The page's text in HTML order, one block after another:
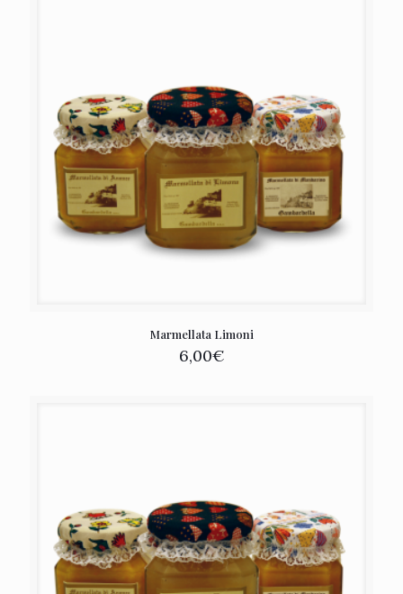
Marmellata Limoni
6,00€